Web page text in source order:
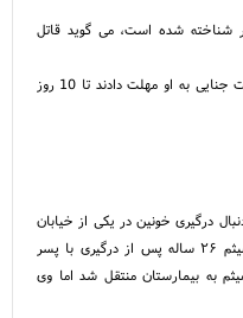
شناخته شده است، می گوید قاتل
این مرد دیروز در دادگاه محاکمه شد و قضات جنایی به او مهلت دادند تا 10 روز
درگیری خونین در یکی از خیابان
های رامین آغاز شد. شواهد نشان می داد میثم ۲۶ ساله پس از درگیری با پسر
به بیمارستان منتقل شد اما وی